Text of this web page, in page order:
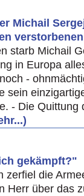
Michail
starb Michail
in Europa
-
sein
- Die Quittung
gekämpft?"
zerfiel die
Herr über das